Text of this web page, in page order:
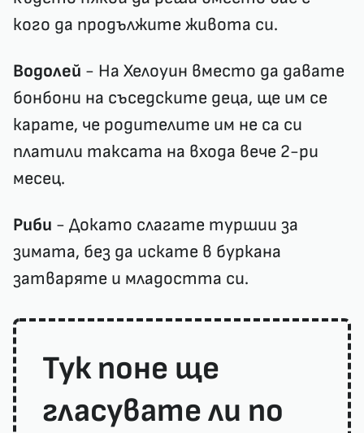
кого да продължите живота си.
Водолей - На Хелоуин вместо да давате
бонбони на съседските деца, ще им се
карате, че родителите им не са си
платили таксата на входа вече 2-ри
месец.
Риби - Докато слагате туршии за
зимата, без да искате в буркана
затваряте и младостта си.
Тук поне ще
гласувате ли по